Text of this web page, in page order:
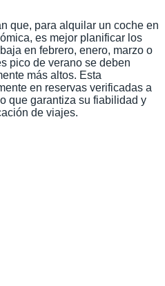
que, para alquilar un coche en
es mejor planificar los
en febrero, enero, marzo o
pico de verano se deben
más altos. Esta
en reservas verificadas a
que garantiza su fiabilidad y
de viajes.